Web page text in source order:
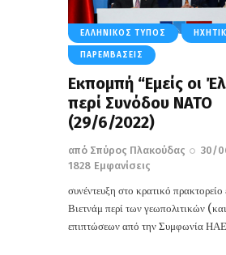
ΕΛΛΗΝΙΚΌΣ ΤΎΠΟΣ
ΠΑΡΕΜΒΆΣΕΙΣ
Εκπομπή “Εμείς οι
περί Συνόδου ΝΑΤΟ
(29/6/2022)
από Σπύρος Πλακούδας
30/
1828 Εμφανίσεις
συνέντευξη στο κρατικό
Βιετνάμ περί των γεωπολιτικών
επιπτώσεων από την Συμφωνία